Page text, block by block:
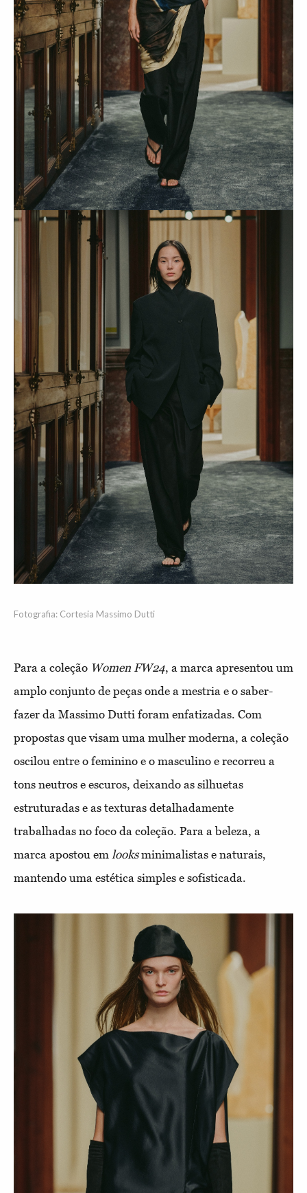
Fotografia: Cortesia Massimo Dutti
Para a coleção Women FW24, a marca apresentou um
amplo conjunto de peças onde a mestria e o saber-
fazer da Massimo Dutti foram enfatizadas. Com
propostas que visam uma mulher moderna, a coleção
oscilou entre o feminino e o masculino e recorreu a
tons neutros e escuros, deixando as silhuetas
estruturadas e as texturas detalhadamente
trabalhadas no foco da coleção. Para a beleza, a
marca apostou em looksminimalistas e naturais,
mantendo uma estética simples e sofisticada.